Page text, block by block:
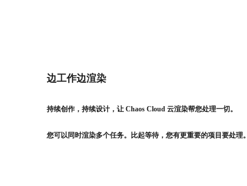
边工作边渲染
持续创作，持续设计，让 Chaos Cloud 云渲染帮您处理一切。
您可以同时渲染多个任务。比起等待，您有更重要的项目要处理。